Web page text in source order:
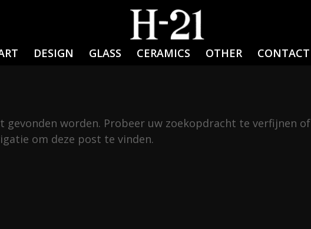
DESIGN GLASS CERAMICS OTHER CONTACT
gevonden worden. Probeer uw zoekopdracht te verfijnen of
om deze post te vinden.